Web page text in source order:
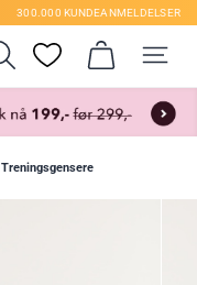
300.000 KUNDEANMELDELSER
Treningsgensere